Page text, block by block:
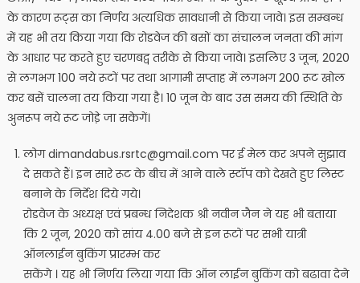
के कारण रूट्स का निर्णय अत्यधिक सावधानी से किया जावे। इस सम्बन्ध
में यह भी तय किया गया कि रोडवेज की बसों का संचालन जनता की मांग
के आधार पर करते हुए चरणबद्व तरीके से किया जावे। इसलिए 3 जून, 2020
से लगभग 100 नये रूटों पर तथा आगामी सप्ताह में लगभग 200 रूट खोल
कर बसें चालना तय किया गया है। 10 जून के बाद उस समय की स्थिति के
अुनरूप नये रूट जोडे़ जा सकेगें।
लोग dimandabus.rsrtc@gmail.com पर ई मेल कर अपने सुझाव
दे सकते हैं। इन सारे रूट के बीच में आने वाले स्टॉप को देखते हुए लिस्ट
बनाने के निर्देश दिये गये।
रोडवेज के अध्यक्ष एवं प्रबन्ध निदेशक श्री नवीन जैन ने यह भी बताया
कि 2 जून, 2020 को सांय 4.00 बजे से इन रूटों पर सभी यात्री
ऑनलाईन बुकिंग प्रारम्भ कर
सकेंगे । यह भी निर्णय लिया गया कि ऑन लाईन बुकिंग को बढावा देने